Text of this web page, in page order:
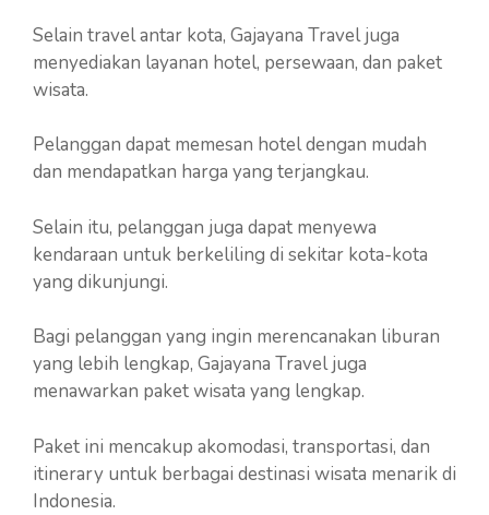
Selain travel antar kota, Gajayana Travel juga
menyediakan layanan hotel, persewaan, dan paket
wisata.
Pelanggan dapat memesan hotel dengan mudah
dan mendapatkan harga yang terjangkau.
Selain itu, pelanggan juga dapat menyewa
kendaraan untuk berkeliling di sekitar kota-kota
yang dikunjungi.
Bagi pelanggan yang ingin merencanakan liburan
yang lebih lengkap, Gajayana Travel juga
menawarkan paket wisata yang lengkap.
Paket ini mencakup akomodasi, transportasi, dan
itinerary untuk berbagai destinasi wisata menarik di
Indonesia.